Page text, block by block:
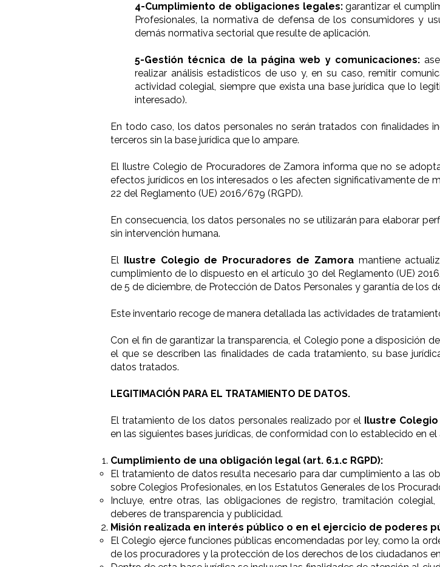
4-Cumplimiento de obligaciones legales:garantizar el
Profesionales, la normativa de defensa de los consumidores y
demás normativa sectorial que resulte de aplicación.
5-Gestión técnica de la página web y comunicaciones:
realizar análisis estadísticos de uso y, en su caso, remitir
actividad colegial, siempre que exista una base jurídica que lo
interesado).
En todo caso, los datos personales no serán tratados con finalidades
terceros sin la base jurídica que lo ampare.
El Ilustre Colegio de Procuradores de Zamora informa que no se
efectos jurídicos en los interesados o les afecten significativamente de
22 del Reglamento (UE) 2016/679 (RGPD).
En consecuencia, los datos personales no se utilizarán para elaborar
sin intervención humana.
El Ilustre Colegio de Procuradores de Zamora mantiene
cumplimiento de lo dispuesto en el artículo 30 del Reglamento (UE)
de 5 de diciembre, de Protección de Datos Personales y garantía de los
Este inventario recoge de manera detallada las actividades de
Con el fin de garantizar la transparencia, el Colegio pone a disposición
el que se describen las finalidades de cada tratamiento, su base
datos tratados.
LEGITIMACIÓN PARA EL TRATAMIENTO DE DATOS.
El tratamiento de los datos personales realizado por el Ilustre
en las siguientes bases jurídicas, de conformidad con lo establecido en
Cumplimiento de una obligación legal (art. 6.1.c RGPD):
El tratamiento de datos resulta necesario para dar cumplimiento a las
sobre Colegios Profesionales, en los Estatutos Generales de los
Incluye, entre otras, las obligaciones de registro, tramitación
deberes de transparencia y publicidad.
Misión realizada en interés público o en el ejercicio de poderes
El Colegio ejerce funciones públicas encomendadas por ley, como la
de los procuradores y la protección de los derechos de los ciudadanos